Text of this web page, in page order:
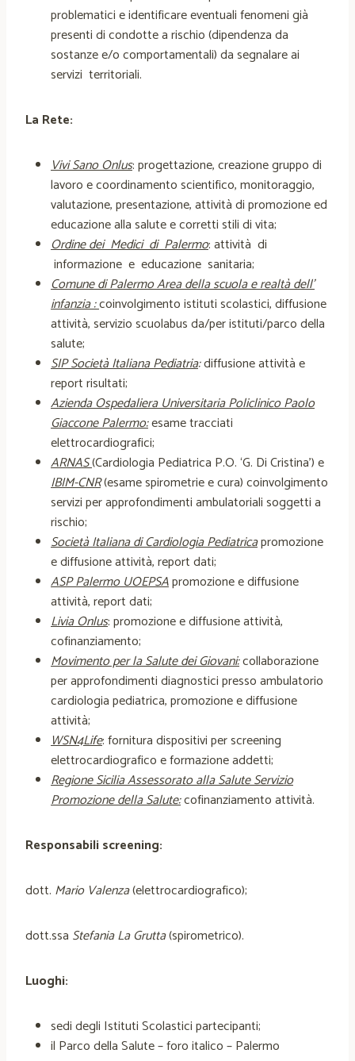
problematici e identificare eventuali fenomeni già
presenti di condotte a rischio (dipendenza da
sostanze e/o comportamentali) da segnalare ai
servizi territoriali.
La Rete:
Vivi Sano Onlus: progettazione, creazione gruppo di
lavoro e coordinamento scientifico, monitoraggio,
valutazione, presentazione, attività di promozione ed
educazione alla salute e corretti stili di vita;
Ordine dei Medici di Palermo: attività di
informazione e educazione sanitaria;
Comune di Palermo Area della scuola erealtà dell’
infanzia :coinvolgimento istituti scolastici, diffusione
attività, servizio scuolabus da/per istituti/parco della
salute;
SIP Società Italiana Pediatria:diffusione attività e
report risultati;
Azienda Ospedaliera Universitaria Policlinico Paolo
Giaccone Palermo:esame tracciati
elettrocardiografici;
ARNAS(Cardiologia Pediatrica P.O. ‘G. Di Cristina’) e
IBIM-CNR(esame spirometrie e cura) coinvolgimento
servizi per approfondimenti ambulatoriali soggetti a
rischio;
Società Italiana di Cardiologia Pediatricapromozione
e diffusione attività, report dati;
ASP Palermo UOEPSApromozione e diffusione
attività, report dati;
Livia Onlus: promozione e diffusione attività,
cofinanziamento;
Movimento per la Salute dei Giovani:collaborazione
per approfondimenti diagnostici presso ambulatorio
cardiologia pediatrica, promozione e diffusione
attività;
WSN4Life: fornitura dispositivi per screening
elettrocardiografico e formazione addetti;
Regione Sicilia Assessorato alla Salute Servizio
Promozione della Salute:cofinanziamento attività.
Responsabili screening:
dott. Mario Valenza(elettrocardiografico);
dott.ssa Stefania La Grutta(spirometrico).
Luoghi:
sedi degli Istituti Scolastici partecipanti;
il Parco della Salute – foro italico – Palermo